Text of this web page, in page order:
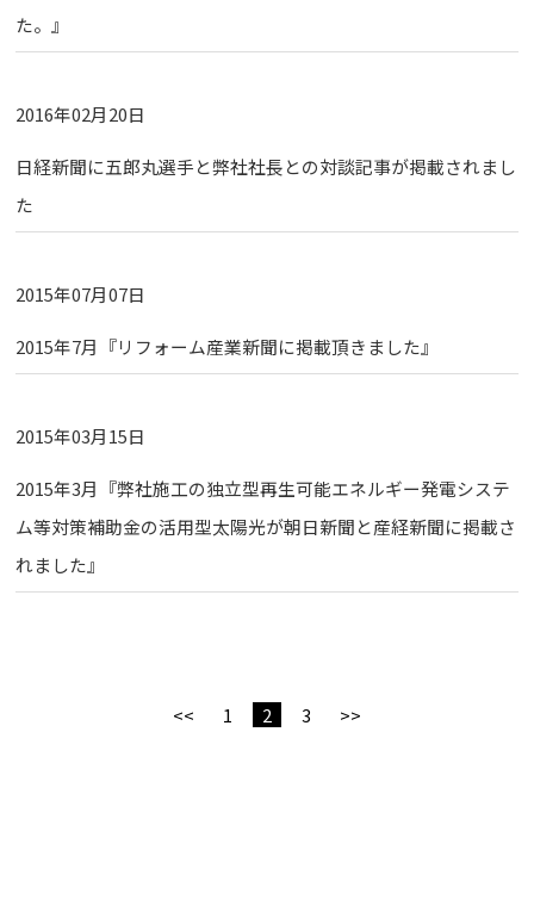
た。』
2016年02月20日
日経新聞に五郎丸選手と弊社社長との対談記事が掲載されまし
た
2015年07月07日
2015年7月『リフォーム産業新聞に掲載頂きました』
2015年03月15日
2015年3月『弊社施工の独立型再生可能エネルギー発電システ
ム等対策補助金の活用型太陽光が朝日新聞と産経新聞に掲載さ
れました』
<< 1 2 3 >>